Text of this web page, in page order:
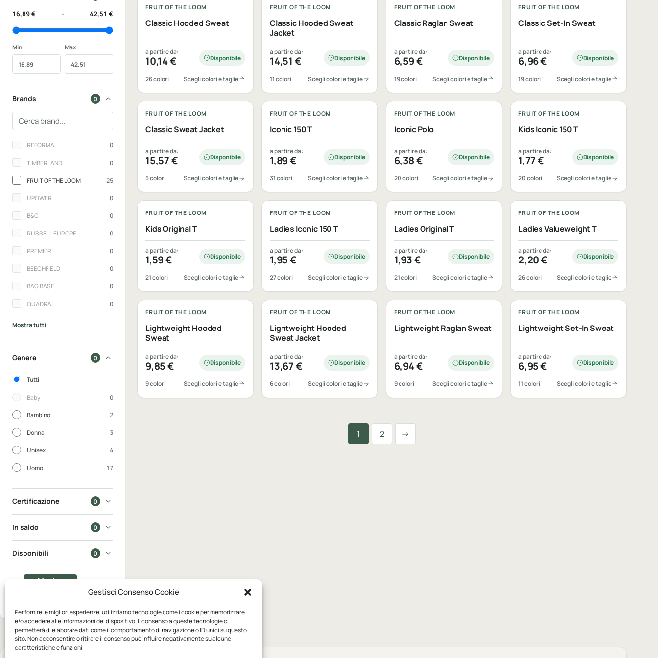
Gestisci Consenso Cookie
Per fornire le migliori esperienze, utilizziamo tecnologie come i cookie per memorizzare
e/o accedere alle informazioni del dispositivo. Il consenso a queste tecnologie ci
permetterà di elaborare dati come il comportamento di navigazione o ID unici su questo
sito. Non acconsentire o ritirare il consenso può influire negativamente su alcune
caratteristiche e funzioni.
16,89 € - 42,51 €
Min Max
Brands 0
Cerca un brand
BrandsREFORMA 0
TIMBERLAND 0
FRUIT OF THE LOOM 25
UPOWER 0
B&C 0
RUSSELL EUROPE 0
PREMIER 0
BEECHFIELD 0
BAG BASE 0
QUADRA 0
Mostra tutti
Genere 0
Genere
Tutti
Baby 0
Bambino 2
Donna 3
Unisex 4
Uomo 17
Certificazione 0
In saldo 0
Disponibili 0
Mostra
Azzera
FRUIT OF THE LOOM
Classic Hooded Sweat
a partire da:
10,14€ Disponibile
26 colori Scegli colori e taglie
FRUIT OF THE LOOM
Classic Hooded Sweat
Jacket
a partire da:
14,51 € Disponibile
11 colori Scegli colori e taglie
FRUIT OF THE LOOM
Classic Raglan Sweat
a partire da:
6,59€ Disponibile
19 colori Scegli colori e taglie
FRUIT OF THE LOOM
Classic Set-In Sweat
a partire da:
6,96€ Disponibile
19 colori
Scegli colori e taglie
FRUIT OF THE LOOM
Classic Sweat Jacket
a partire da:
15,57€ Disponibile
5 colori Scegli colori e taglie
FRUIT OF THE LOOM
Iconic 150 T
a partire da:
1,89€ Disponibile
31 colori Scegli colori e taglie
FRUIT OF THE LOOM
Iconic Polo
a partire da:
6,38€ Disponibile
20 colori Scegli colori e taglie
FRUIT OF THE LOOM
Kids Iconic 150 T
a partire da:
1,77€ Disponibile
20 colori
Scegli colori e taglie
FRUIT OF THE LOOM
Kids Original T
a partire da:
1,59€ Disponibile
21 colori Scegli colori e taglie
FRUIT OF THE LOOM
Ladies Iconic 150 T
a partire da:
1,95€ Disponibile
27 colori Scegli colori e taglie
FRUIT OF THE LOOM
Ladies Original T
a partire da:
1,93€ Disponibile
21 colori Scegli colori e taglie
FRUIT OF THE LOOM
Ladies Valueweight T
a partire da:
2,20€ Disponibile
26 colori
Scegli colori e taglie
FRUIT OF THE LOOM
Lightweight Hooded
Sweat
a partire da:
9,85€ Disponibile
9 colori Scegli colori e taglie
FRUIT OF THE LOOM
Lightweight Hooded
Sweat Jacket
a partire da:
13,67€ Disponibile
6 colori Scegli colori e taglie
FRUIT OF THE LOOM
Lightweight Raglan Sweat
a partire da:
6,94€ Disponibile
9 colori Scegli colori e taglie
FRUIT OF THE LOOM
Lightweight Set-In Sweat
a partire da:
6,95€ Disponibile
11 colori Scegli colori e taglie
1 2 →